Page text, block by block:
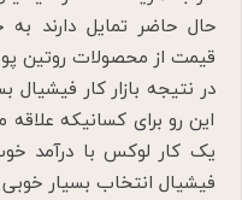
حال حاضر تمایل دارند به
قيمت از محصولات روتین
در نتیجه بازار کار
این رو برای کسانیکه
یک کار لوکس با درآمد
فیشیال انتخاب بسیار